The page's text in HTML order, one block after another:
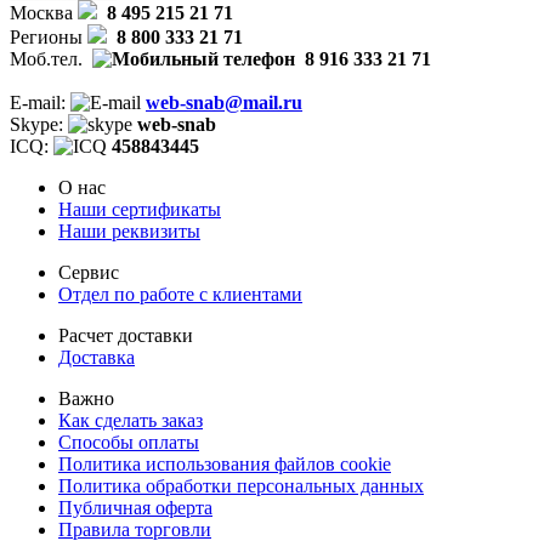
Москва
8 495 215 21 71
Регионы
8 800 333 21 71
Моб.тел.
8 916 333 21 71
E-mail:
web-snab@mail.ru
Skype:
web-snab
ICQ:
458843445
О нас
Наши сертификаты
Наши реквизиты
Сервис
Отдел по работе с клиентами
Расчет доставки
Доставка
Важно
Как сделать заказ
Способы оплаты
Политика использования файлов cookie
Политика обработки персональных данных
Публичная оферта
Правила торговли